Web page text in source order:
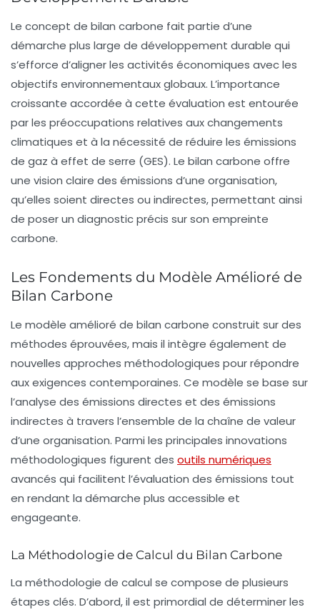
Le concept de bilan carbone fait partie d’une
démarche plus large de développement durable qui
s’efforce d’aligner les activités économiques avec les
objectifs environnementaux globaux. L’importance
croissante accordée à cette évaluation est entourée
par les préoccupations relatives aux changements
climatiques et à la nécessité de réduire les émissions
de gaz à effet de serre (GES). Le bilan carbone offre
une vision claire des émissions d’une organisation,
qu’elles soient directes ou indirectes, permettant ainsi
de poser un diagnostic précis sur son empreinte
carbone.
Les Fondements du Modèle Amélioré de
Bilan Carbone
Le modèle amélioré de bilan carbone construit sur des
méthodes éprouvées, mais il intègre également de
nouvelles approches méthodologiques pour répondre
aux exigences contemporaines. Ce modèle se base sur
l’analyse des émissions directes et des émissions
indirectes à travers l’ensemble de la chaîne de valeur
d’une organisation. Parmi les principales innovations
méthodologiques figurent des outils numériques
avancés qui facilitent l’évaluation des émissions tout
en rendant la démarche plus accessible et
engageante.
La Méthodologie de Calcul du Bilan Carbone
La méthodologie de calcul se compose de plusieurs
étapes clés. D’abord, il est primordial de déterminer les